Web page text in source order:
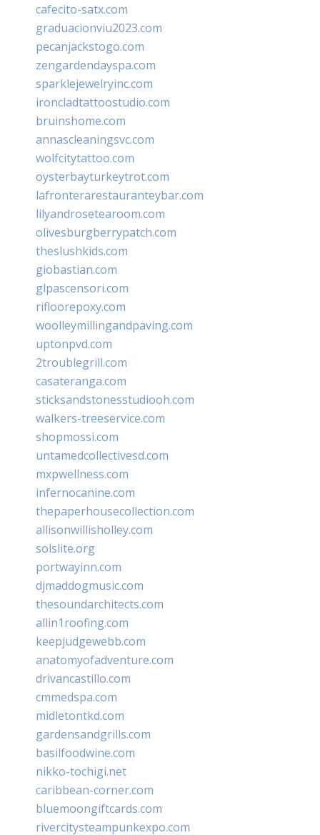
cafecito-satx.com
graduacionviu2023.com
pecanjackstogo.com
zengardendayspa.com
sparklejewelryinc.com
ironcladtattoostudio.com
bruinshome.com
annascleaningsvc.com
wolfcitytattoo.com
oysterbayturkeytrot.com
lafronterarestauranteybar.com
lilyandrosetearoom.com
olivesburgberrypatch.com
theslushkids.com
giobastian.com
glpascensori.com
rifloorepoxy.com
woolleymillingandpaving.com
uptonpvd.com
2troublegrill.com
casateranga.com
sticksandstonesstudiooh.com
walkers-treeservice.com
shopmossi.com
untamedcollectivesd.com
mxpwellness.com
infernocanine.com
thepaperhousecollection.com
allisonwillisholley.com
solslite.org
portwayinn.com
djmaddogmusic.com
thesoundarchitects.com
allin1roofing.com
keepjudgewebb.com
anatomyofadventure.com
drivancastillo.com
cmmedspa.com
midletontkd.com
gardensandgrills.com
basilfoodwine.com
nikko-tochigi.net
caribbean-corner.com
bluemoongiftcards.com
rivercitysteampunkexpo.com